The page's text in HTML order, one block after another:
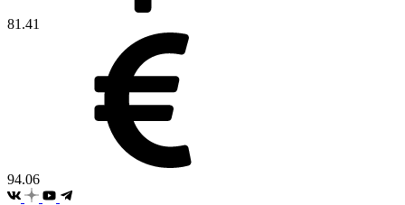
81.41
94.06